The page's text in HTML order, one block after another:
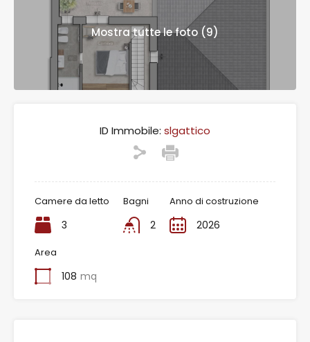
Mostra tutte le foto (9)
ID Immobile: slgattico
Camere da letto
3
Bagni
2
Anno di costruzione
2026
Area
108 mq